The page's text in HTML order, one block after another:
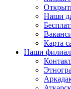
Наши
Карта
Наши